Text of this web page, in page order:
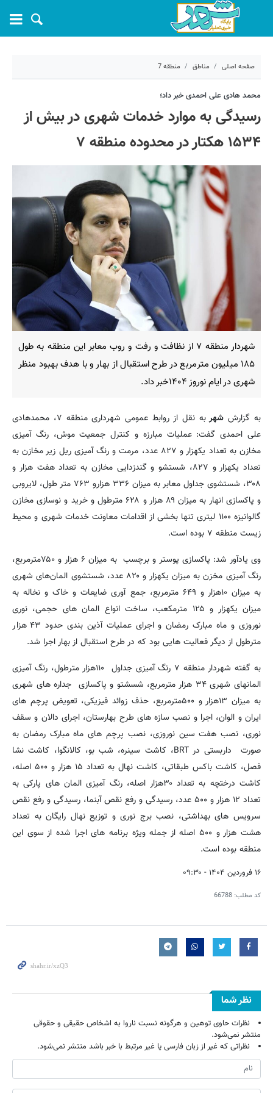
صفحه اصلی مناطق منطقه 7
۱۶ فروردین ۱۴۰۴ - ۰۹:۳۰
کد مطلب: 66788
محمد هادی علی احمدی خبر داد؛
رسیدگی به موارد خدمات شهری در بیش از
۱۵۳۴ هکتار در محدوده منطقه ۷
شهردار منطقه ۷ از نظافت و رفت و روب معابر این منطقه به طول
۱۸۵ میلیون مترمربع در طرح استقبال از بهار و با هدف بهبود منظر
شهری در ایام نوروز ۱۴۰۴خبر داد.
به گزارش شهر
به نقل از روابط عمومی شهرداری منطقه ۷، محمدهادی
علی احمدی گفت: عملیات مبارزه و کنترل جمعیت موش، رنگ آمیزی
مخازن به تعداد یکهزار و ۸۲۷ عدد، مرمت و رنگ آمیزی ریل زیر مخازن به
تعداد یکهزار و ۸۲۷، شستشو و گندزدایی مخازن به تعداد هفت هزار و
۳۰۸، شستشوی جداول معابر به میزان ۳۳۶ هزارو ۷۶۳ متر طول، لایروبی
و پاکسازی انهار به میزان ۸۹ هزار و ۶۲۸ مترطول و خرید و نوسازی مخازن
گالوانیزه ۱۱۰۰ لیتری تنها بخشی از اقدامات معاونت خدمات شهری و محیط
زیست منطقه ۷ بوده است.
وی یادآور شد: پاکسازی پوستر و برچسب به میزان ۶ هزار و ۷۵۰مترمربع،
رنگ آمیزی مخزن به میزان یکهزار و ۸۲۰ عدد، شستشوی المان‌های شهری
به میزان ۱۰هزار و ۶۴۹ مترمربع، جمع آوری ضایعات و خاک و نخاله به
میزان یکهزار و ۱۲۵ مترمکعب، ساخت انواع المان های حجمی، نوری
نوروزی و ماه مبارک رمضان و اجرای عملیات آذین بندی حدود ۴۳ هزار
مترطول از دیگر فعالیت هایی بود که در طرح استقبال از بهار اجرا شد.
به گفته شهردار منطقه ۷ رنگ آمیزی جداول ۱۱۰هزار مترطول، رنگ آمیزی
المانهای شهری ۳۴ هزار مترمربع، شسشتو و پاکسازی جداره های شهری
به میزان ۱۳هزار و ۵۰۰مترمربع، حذف زوائد فیزیکی، تعویض پرچم های
ایران و الوان، اجرا و نصب سازه های طرح بهارستان، اجرای دالان و سقف
نوری، نصب هفت سین نوروزی، نصب پرچم های ماه مبارک رمضان به
صورت داربستی در BRT، کاشت سینره، شب بو، کالانگوا، کاشت نشا
فصل، کاشت باکس طبقاتی، کاشت نهال به تعداد ۱۵ هزار و ۵۰۰ اصله،
کاشت درختچه به تعداد ۳۰هزار اصله، رنگ آمیزی المان های پارکی به
تعداد ۱۲ هزار و ۵۰۰ عدد، رسیدگی و رفع نقص آبنما، رسیدگی و رفع نقص
سرویس های بهداشتی، نصب برج نوری و توزیع نهال رایگان به تعداد
هشت هزار و ۵۰۰ اصله از جمله ویژه برنامه های اجرا شده از سوی این
منطقه بوده است.
۱۶ فروردین ۱۴۰۴ - ۰۹:۳۰
کد مطلب: 66788
نظر شما
نظرات حاوی توهین و هرگونه نسبت ناروا به اشخاص حقیقی و حقوقی
منتشر نمی‌شود.
نظراتی که غیر از زبان فارسی یا غیر مرتبط با خبر باشد منتشر نمی‌شود.